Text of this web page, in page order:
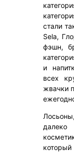
стали
Sela,
фэшн,
и
всех
жвачки